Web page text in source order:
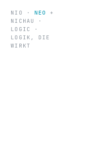
NIO · NEO
+
NICHAU ·
LOGIC ·
LOGIK, DIE
WIRKT